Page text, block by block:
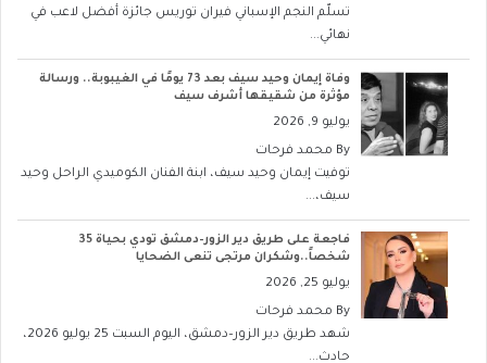
تسلّم النجم الإسباني فيران توريس جائزة أفضل لاعب في
نهائي...
وفاة إيمان وحيد سيف بعد 73 يومًا في الغيبوبة.. ورسالة
مؤثرة من شقيقها أشرف سيف
يوليو 9, 2026
By محمد فرحات
توفيت إيمان وحيد سيف، ابنة الفنان الكوميدي الراحل وحيد
سيف،...
فاجعة على طريق دير الزور–دمشق تودي بحياة 35
شخصاً..وشكران مرتجى تنعى الضحايا
يوليو 25, 2026
By محمد فرحات
شهد طريق دير الزور–دمشق، اليوم السبت 25 يوليو 2026،
حادث...